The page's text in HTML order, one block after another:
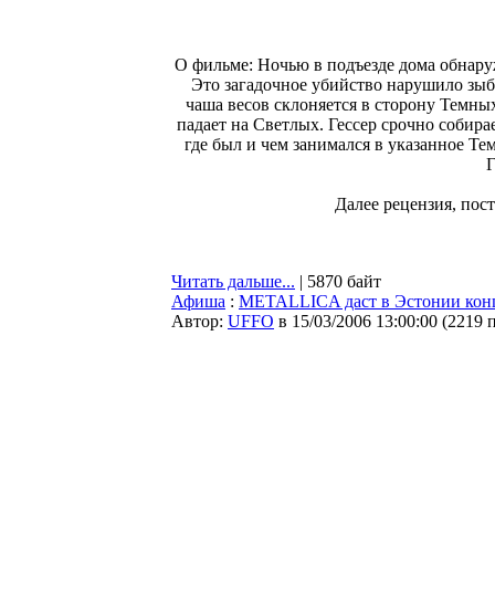
О фильме: Ночью в подъезде дома
Это загадочное убийство нарушило
чаша весов склоняется в сторону
падает на Светлых. Гессер срочно
где был и чем занимался в указанное
Далее рецензия,
Читать дальше... | 5870 байт
Афиша : METALLICA даст в Эстонии
Автор: UFFO в 15/03/2006 13:00:00 (2219